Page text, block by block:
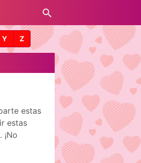
Y Z
estas
estas
. ¡No